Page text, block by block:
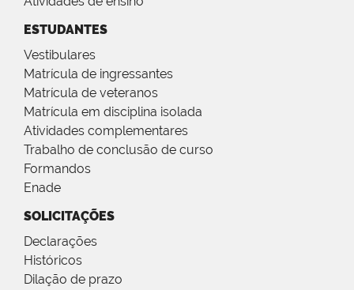
ESTUDANTES
Vestibulares
Matrícula de ingressantes
Matrícula de veteranos
Matrícula em disciplina isolada
Atividades complementares
Trabalho de conclusão de curso
Formandos
Enade
SOLICITAÇÕES
Declarações
Históricos
Dilação de prazo